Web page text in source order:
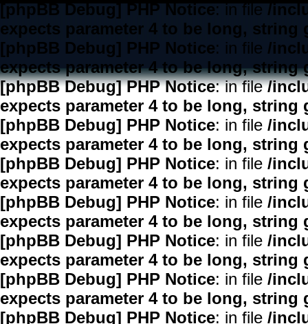
[phpBB Debug] PHP Notice: in file/
expects parameter 4 to be long, string
[phpBB Debug] PHP Notice: in file /
expects parameter 4 to be long, string
[phpBB Debug] PHP Notice: in file/
expects parameter 4 to be long, string
[phpBB Debug] PHP Notice: in file /
expects parameter 4 to be long, string
[phpBB Debug] PHP Notice: in file /
expects parameter 4 to be long, string
[phpBB Debug] PHP Notice: in file /
expects parameter 4 to be long, string
[phpBB Debug] PHP Notice: in file /
expects parameter 4 to be long, string
[phpBB Debug] PHP Notice: in file /
expects parameter 4 to be long, string
[phpBB Debug] PHP Notice: in file /